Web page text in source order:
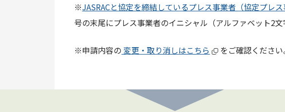
※JASRACと協定を締結しているプレス事業者（協定プレ
号の末尾にプレス事業者のイニシャル（アルファベット2
※申請内容の 変更・取り消しはこちら をご確認くださ